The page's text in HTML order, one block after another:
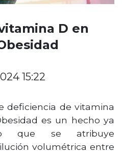
D en
15:22
deficiencia de vitamina
es un hecho ya
que se atribuye
volumétrica entre